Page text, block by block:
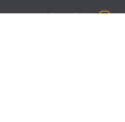
درباره ما